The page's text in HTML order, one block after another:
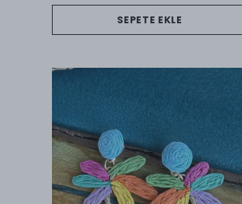
SEPETE EKLE